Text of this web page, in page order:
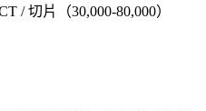
/ 切片 （30,000-80,000）